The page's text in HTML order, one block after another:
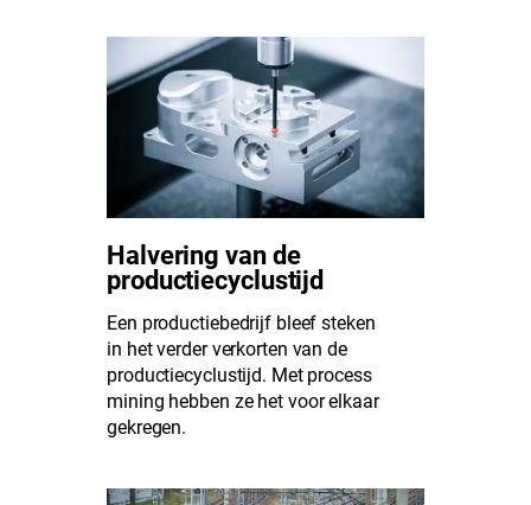
Halvering van de
productiecyclustijd
Een productiebedrijf bleef steken
in het verder verkorten van de
productiecyclustijd. Met process
mining hebben ze het voor elkaar
gekregen.